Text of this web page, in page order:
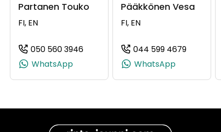
Partanen Touko
FI, EN
050 560 3946
(+358505603946, 0505603946,
WhatsApp
Pääkkönen Vesa
FI, EN
044 599 4679
WhatsApp